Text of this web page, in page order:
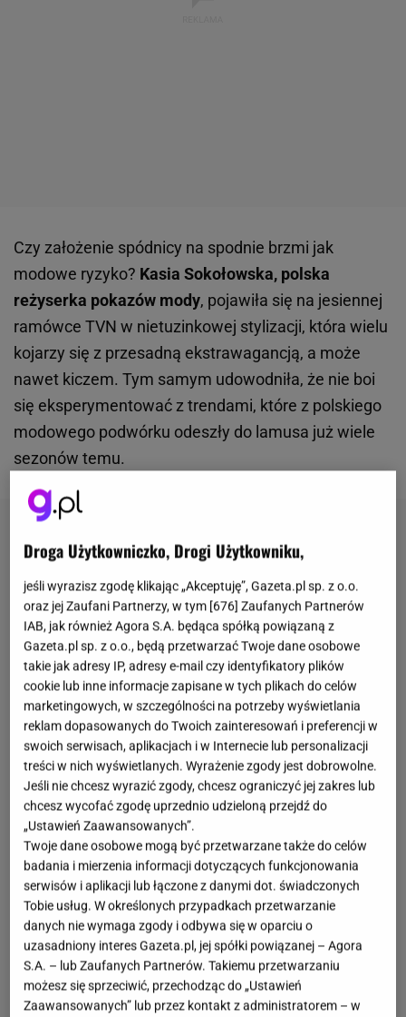
Czy założenie spódnicy na spodnie brzmi jak
modowe ryzyko? Kasia Sokołowska, polska
reżyserka pokazów mody, pojawiła się na jesiennej
ramówce TVN w nietuzinkowej stylizacji, która wielu
kojarzy się z przesadną ekstrawagancją, a może
nawet kiczem. Tym samym udowodniła, że nie boi
się eksperymentować z trendami, które z polskiego
modowego podwórku odeszły do lamusa już wiele
sezonów temu.
Droga Użytkowniczko, Drogi Użytkowniku,
jeśli wyrazisz zgodę klikając „Akceptuję”, Gazeta.pl sp. z o.o.
oraz jej Zaufani Partnerzy, w tym [676] Zaufanych Partnerów
IAB, jak również Agora S.A. będąca spółką powiązaną z
Gazeta.pl sp. z o.o., będą przetwarzać Twoje dane osobowe
takie jak adresy IP, adresy e-mail czy identyfikatory plików
cookie lub inne informacje zapisane w tych plikach do celów
marketingowych, w szczególności na potrzeby wyświetlania
reklam dopasowanych do Twoich zainteresowań i preferencji w
swoich serwisach, aplikacjach i w Internecie lub personalizacji
treści w nich wyświetlanych. Wyrażenie zgody jest dobrowolne.
Jeśli nie chcesz wyrazić zgody, chcesz ograniczyć jej zakres lub
chcesz wycofać zgodę uprzednio udzieloną przejdź do
„Ustawień Zaawansowanych”.
Twoje dane osobowe mogą być przetwarzane także do celów
badania i mierzenia informacji dotyczących funkcjonowania
serwisów i aplikacji lub łączone z danymi dot. świadczonych
Tobie usług. W określonych przypadkach przetwarzanie
danych nie wymaga zgody i odbywa się w oparciu o
uzasadniony interes Gazeta.pl, jej spółki powiązanej – Agora
S.A. – lub Zaufanych Partnerów. Takiemu przetwarzaniu
możesz się sprzeciwić, przechodząc do „Ustawień
Zaawansowanych” lub przez kontakt z administratorem – w